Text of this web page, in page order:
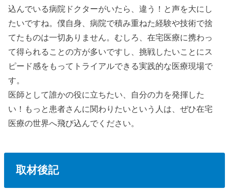
込んでいる病院ドクターがいたら、違う！と声を大にし
たいですね。僕自身、病院で積み重ねた経験や技術で捨
てたものは一切ありません。むしろ、在宅医療に携わっ
て得られることの方が多いですし、挑戦したいことにス
ピード感をもってトライアルできる実践的な医療現場で
す。
医師として誰かの役に立ちたい、自分の力を発揮した
い！もっと患者さんに関わりたいという人は、ぜひ在宅
医療の世界へ飛び込んでください。
取材後記